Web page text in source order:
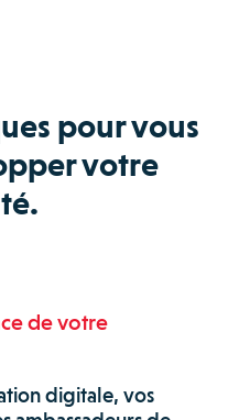
pour vous
votre
de votre
digitale, vos